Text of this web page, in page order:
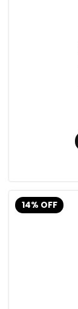
14% OFF